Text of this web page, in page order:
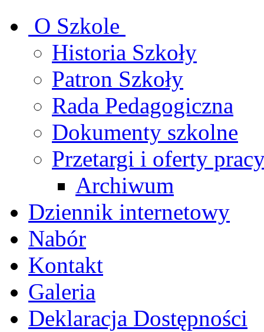
O Szkole
Historia Szkoły
Patron Szkoły
Rada Pedagogiczna
Dokumenty szkolne
Przetargi i oferty
Archiwum
Dziennik internetowy
Nabór
Kontakt
Galeria
Deklaracja Dostępności